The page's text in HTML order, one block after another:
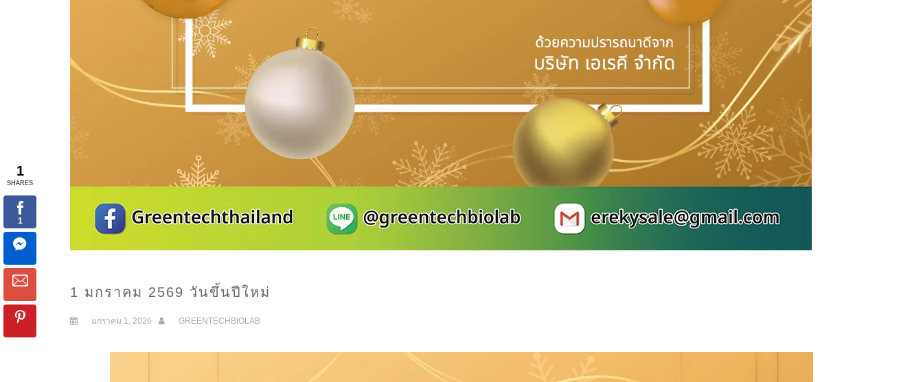
1 มกราคม 2569 วันขึ้นปีใหม่
มกราคม 1, 2026 GREENTECHBIOLAB